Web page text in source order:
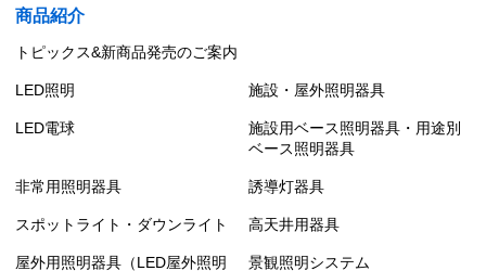
商品紹介
トピックス&新商品発売のご案内
LED照明 施設・屋外照明器具
LED電球
施設用ベース照明器具・用途別
ベース照明器具
非常用照明器具 誘導灯器具
スポットライト・ダウンライト 高天井用器具
屋外用照明器具（LED屋外照明
景観照明システム